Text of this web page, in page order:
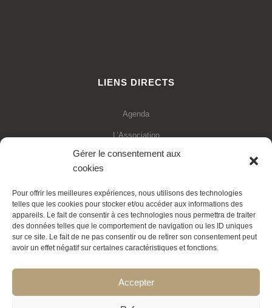
Gérer le consentement aux
cookies
Pour offrir les meilleures expériences, nous utilisons des technologies
telles que les cookies pour stocker et/ou accéder aux informations des
appareils. Le fait de consentir à ces technologies nous permettra de traiter
des données telles que le comportement de navigation ou les ID uniques
sur ce site. Le fait de ne pas consentir ou de retirer son consentement peut
avoir un effet négatif sur certaines caractéristiques et fonctions.
Accepter
LIENS DIRECTS
Agenda
L’Association
Financements
Adhésion en ligne
Faire un don déductible
Contactez-nous
Politique de cookies